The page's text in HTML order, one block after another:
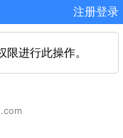
注册登录
进行此操作。